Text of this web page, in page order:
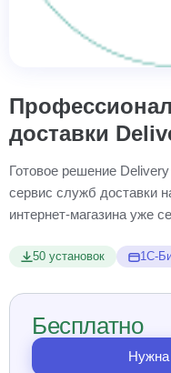
доставки
Готовое решение
сервис служб доставки
интернет-магазина уже
50 установок 1С-
Бесплатно
Нужна